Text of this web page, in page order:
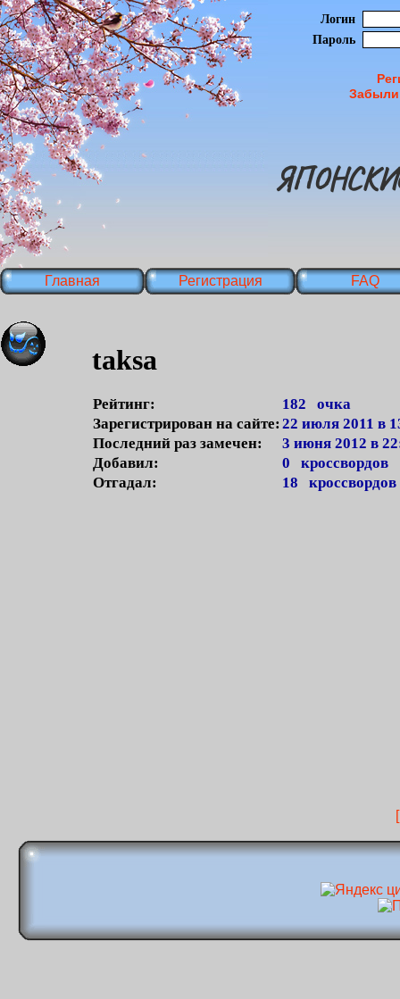
Логин
Пароль
Главная Регистрация FAQ
taksa
Рейтинг:
182 очка
Зарегистрирован на сайте: 22 июля 2011 в
Последний раз замечен:
3 июня 2012 в
Добавил:
0 кроссвордов
Отгадал:
18 кроссвордов